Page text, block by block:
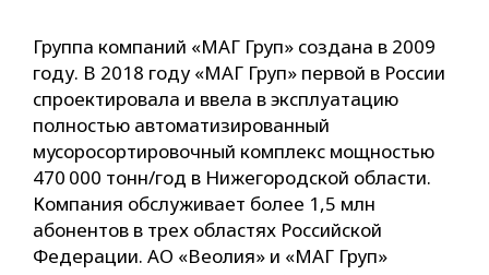
Группа компаний «МАГ Груп» создана в 2009
году. В 2018 году «МАГ Груп» первой в России
спроектировала и ввела в эксплуатацию
полностью автоматизированный
мусоросортировочный комплекс мощностью
470 000 тонн/год в Нижегородской области.
Компания обслуживает более 1,5 млн
абонентов в трех областях Российской
Федерации. АО «Веолия» и «МАГ Груп»